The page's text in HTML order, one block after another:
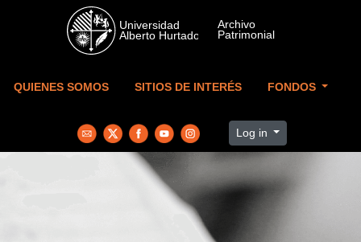
Skip to main content
QUIENES SOMOS SITIOS DE INTERÉS FONDOS
Log in